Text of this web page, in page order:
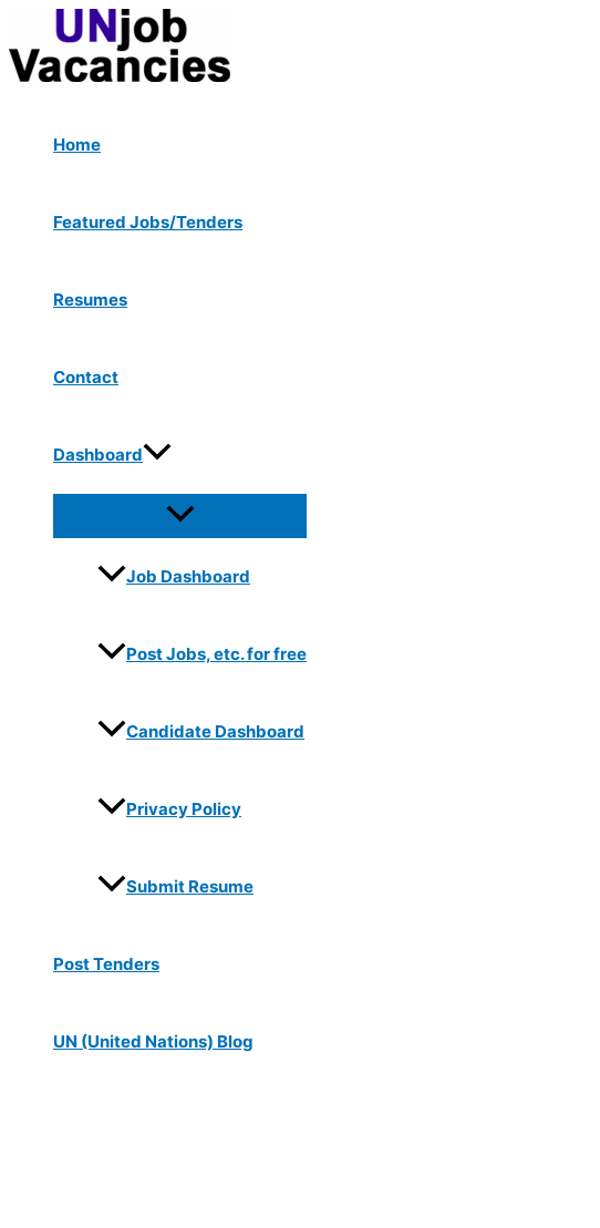
content
Home
Featured Jobs/Tenders
Resumes
Contact
Dashboard
Menu
Toggle
Job Dashboard
Post Jobs, etc. for free
Candidate Dashboard
Privacy Policy
Submit Resume
Post Tenders
UN (United Nations) Blog